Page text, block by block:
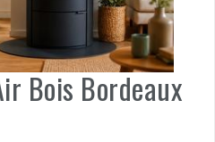
Bois Bordeaux